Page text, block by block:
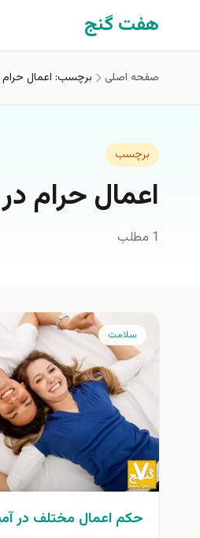
رفتن به محتوای اصلی
هفت گنج
صفحه اصلی برچسب: اعمال
برچسب
اعمال حرام
1 مطلب
سلامت
حكم اعمال مختلف در